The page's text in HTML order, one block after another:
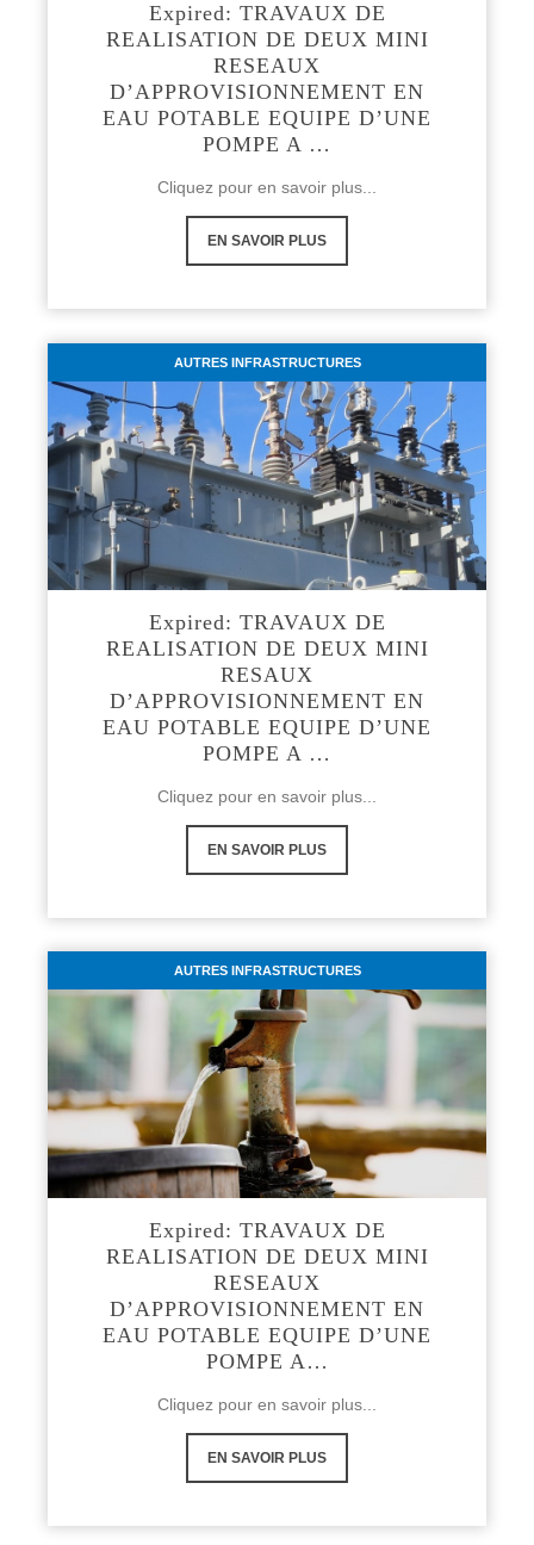
Expired: TRAVAUX DE
REALISATION DE DEUX MINI
RESEAUX
D’APPROVISIONNEMENT EN
EAU POTABLE EQUIPE D’UNE
POMPE A …
Cliquez pour en savoir plus...
EN SAVOIR PLUS
AUTRES INFRASTRUCTURES
Expired: TRAVAUX DE
REALISATION DE DEUX MINI
RESAUX
D’APPROVISIONNEMENT EN
EAU POTABLE EQUIPE D’UNE
POMPE A …
Cliquez pour en savoir plus...
EN SAVOIR PLUS
AUTRES INFRASTRUCTURES
Expired: TRAVAUX DE
REALISATION DE DEUX MINI
RESEAUX
D’APPROVISIONNEMENT EN
EAU POTABLE EQUIPE D’UNE
POMPE A…
Cliquez pour en savoir plus...
EN SAVOIR PLUS